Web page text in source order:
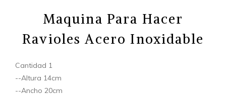
Maquina Para Hacer
Ravioles Acero Inoxidable
Cantidad 1
--Altura 14cm
--Ancho 20cm